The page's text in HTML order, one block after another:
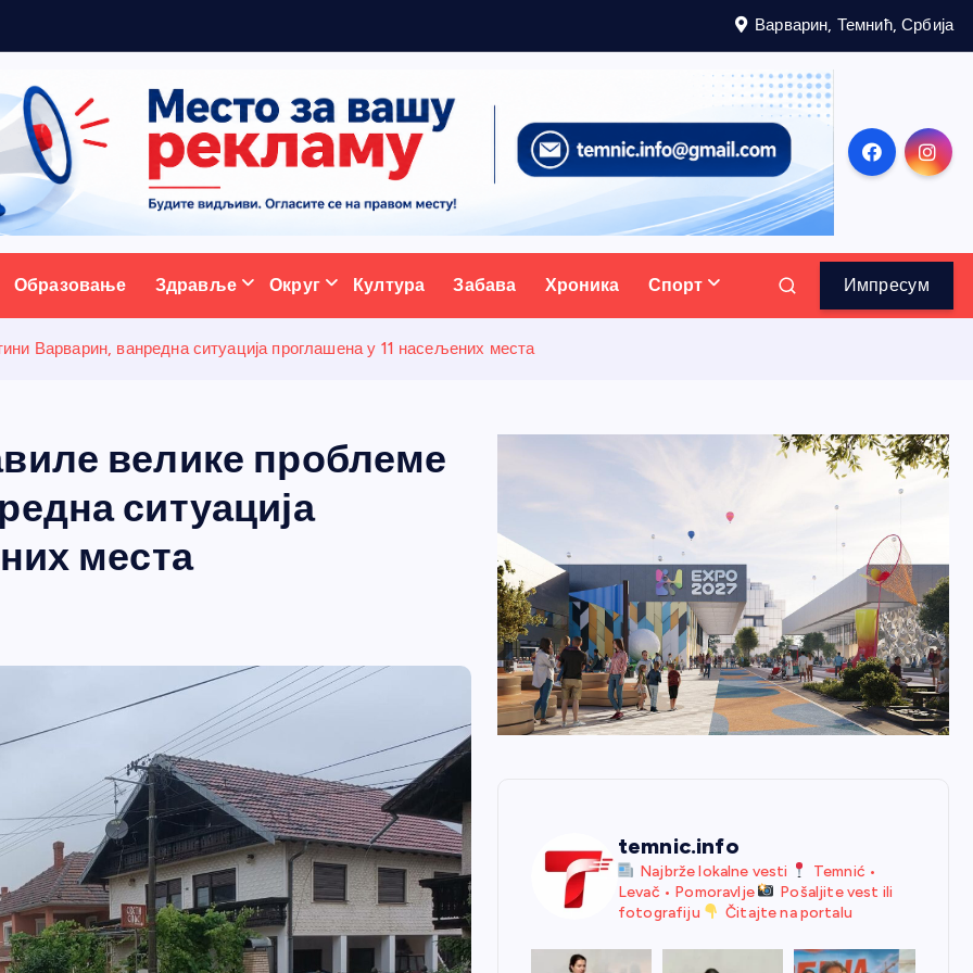
Варварин, Темнић, Србија
портал
Образовање Здравље Округ Култура Забава Хроника Спорт Импресум
Варварин, ванредна ситуација проглашена у 11 насељених места
велике проблеме
ситуација
места
temnic.info
Najbrže lokalne vesti
Temnić •
Levač • Pomoravlje
Pošaljite vest ili
fotografiju
Čitajte na portalu